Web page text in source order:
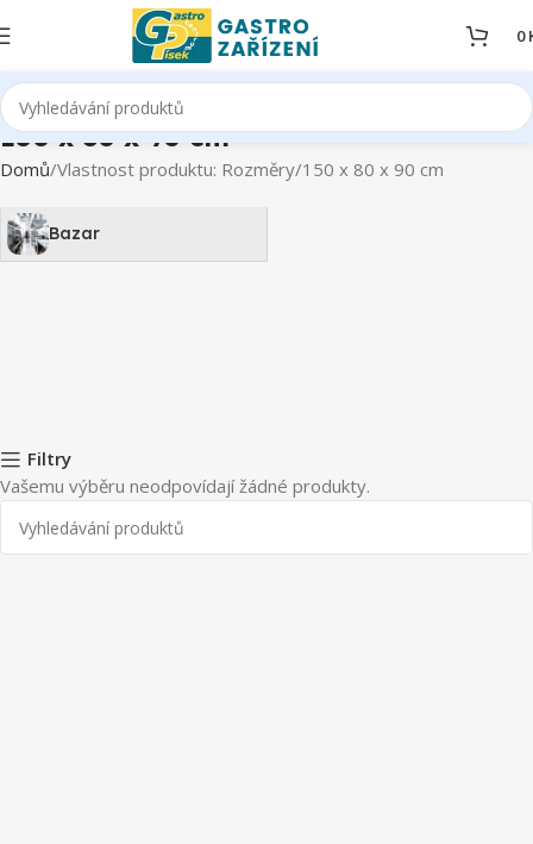
0
150 x 80 x 90 cm
Domů Vlastnost produktu: Rozměry 150 x 80 x 90 cm
Bazar
Filtry
Vašemu výběru neodpovídají žádné produkty.